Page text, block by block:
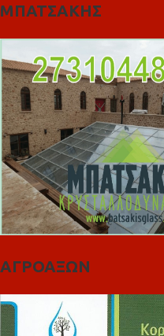
ΜΠΑΤΣΑΚΗΣ
ΑΓΡΟΑΞΩΝ